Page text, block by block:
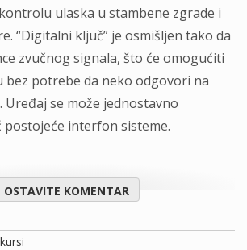
ulaska u stambene zgrade i
“Digitalni ključ” je osmišljen tako da
zvučnog signala, što će omogućiti
bez potrebe da neko odgovori na
se može jednostavno
postojeće interfon sisteme.
OSTAVITE KOMENTAR